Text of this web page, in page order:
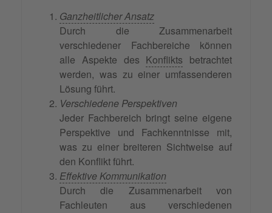
Ganzheitlicher Ansatz
Durch die Zusammenarbeit
verschiedener Fachbereiche können
alle Aspekte des Konflikts betrachtet
werden, was zu einer umfassenderen
Lösung führt.
Verschiedene Perspektiven
Jeder Fachbereich bringt seine eigene
Perspektive und Fachkenntnisse mit,
was zu einer breiteren Sichtweise auf
den Konflikt führt.
Effektive Kommunikation
Durch die Zusammenarbeit von
Fachleuten aus verschiedenen